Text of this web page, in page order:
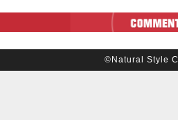
©Natural Style